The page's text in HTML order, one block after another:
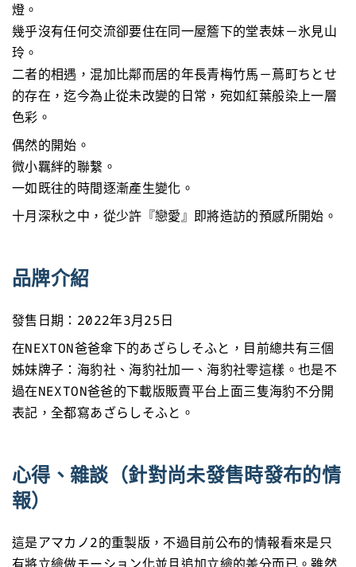
燈。
幾乎沒有任何交流卻要住在同一屋簷下的堂表妹－氷見山
玲。
二者的相遇，混加比鄰而居的年長青梅竹馬－蔦町ちとせ
的存在，迄今為止從未改變的日常，宛如紅葉般染上一層
色彩。
偶然的開始。
微小羈絆的聯繫。
一如既往的時間逐漸產生變化。
十月深秋之中，從少許『戀愛』即將造訪的預感所開始。
品牌介紹
發售日期：2022年3月25日
在NEXTON爸爸傘下的あざらしそふと，目前總共有三個
姊妹牌子：海豹社、海豹社加一、海豹社零這樣。也是不
過在NEXTON爸爸的下載版販賣平台上面三隻海豹不分開
表記，全都寫あざらしそふと。
心得、雜談（針對尚未發售時發布的情
報）
這是アマカノ2的重製版，不過目前公布的情報看來是只